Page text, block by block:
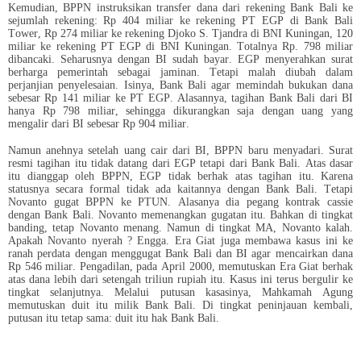
Kemudian, BPPN instruksikan transfer dana dari rekening Bank Bali ke
sejumlah rekening: Rp 404 miliar ke rekening PT EGP di Bank Bali
Tower, Rp 274 miliar ke rekening Djoko S. Tjandra di BNI Kuningan, 120
miliar ke rekening PT EGP di BNI Kuningan. Totalnya Rp. 798 miliar
dibancaki. Seharusnya dengan BI sudah bayar. EGP menyerahkan surat
berharga pemerintah sebagai jaminan. Tetapi malah diubah dalam
perjanjian penyelesaian. Isinya, Bank Bali agar memindah bukukan dana
sebesar Rp 141 miliar ke PT EGP. Alasannya, tagihan Bank Bali dari BI
hanya Rp 798 miliar, sehingga dikurangkan saja dengan uang yang
mengalir dari BI sebesar Rp 904 miliar.
Namun anehnya setelah uang cair dari BI, BPPN baru menyadari. Surat
resmi tagihan itu tidak datang dari EGP tetapi dari Bank Bali. Atas dasar
itu dianggap oleh BPPN, EGP tidak berhak atas tagihan itu. Karena
statusnya secara formal tidak ada kaitannya dengan Bank Bali. Tetapi
Novanto gugat BPPN ke PTUN. Alasanya dia pegang kontrak cassie
dengan Bank Bali. Novanto memenangkan gugatan itu. Bahkan di tingkat
banding, tetap Novanto menang. Namun di tingkat MA, Novanto kalah.
Apakah Novanto nyerah ? Engga. Era Giat juga membawa kasus ini ke
ranah perdata dengan menggugat Bank Bali dan BI agar mencairkan dana
Rp 546 miliar. Pengadilan, pada April 2000, memutuskan Era Giat berhak
atas dana lebih dari setengah triliun rupiah itu. Kasus ini terus bergulir ke
tingkat selanjutnya. Melalui putusan kasasinya, Mahkamah Agung
memutuskan duit itu milik Bank Bali. Di tingkat peninjauan kembali,
putusan itu tetap sama: duit itu hak Bank Bali.